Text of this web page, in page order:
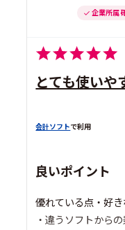
企業所属
とても使いや
会計ソフトで利用
良いポイント
優れている点・好
・違うソフトから